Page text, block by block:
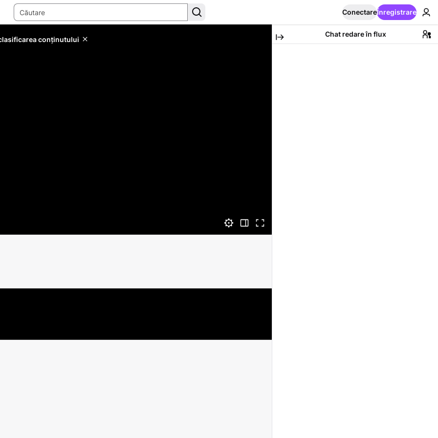
ConectareÎnregistrare
conținutului
Chat redare în flux